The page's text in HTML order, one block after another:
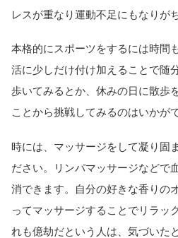
レスが重なり運動不足にもなりが
本格的にスポーツをするには時間
活に少しだけ付け加えることで随
歩いてみるとか、休みの日に散歩
ことから挑戦してみるのはいかが
時には、マッサージをして凝り固
ださい。リンパマッサージなどで
消できます。自分の好きな香りの
ってマッサージすることでリラッ
れも億劫だという人は、気づいた